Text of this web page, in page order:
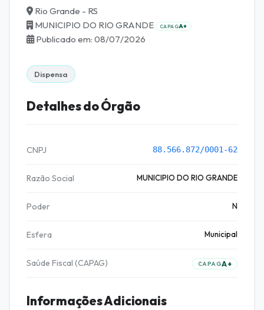
Rio Grande - RS
MUNICIPIO DO RIO GRANDE
CAPAGA+
Publicado em: 08/07/2026
Dispensa
Detalhes do Órgão
CNPJ 88.566.872/0001-62
Razão Social MUNICIPIO DO RIO GRANDE
Poder N
Esfera Municipal
Saúde Fiscal (CAPAG) CAPAGA+
Informações Adicionais